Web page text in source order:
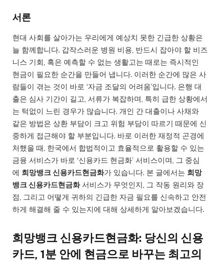
서론
현대 사회를 살아가는 우리에게 예상치 못한 긴급한 상황은
늘 함께합니다. 갑작스러운 병원 비용, 반드시 잡아야 할 비즈
니스 기회, 혹은 예측할 수 없는 생활고는 때로는 즉시적인
현금이 필요한 순간을 만들어 냅니다. 이러한 순간에 많은 사
람들이 겪는 것이 바로 ‘자금 조달의 어려움’입니다. 은행 대
출은 심사 기간이 길고, 서류가 복잡하며, 특히 급한 상황에서
는 턱없이 느린 경우가 많습니다. 개인 간 대출이나 사채와
같은 방법은 상환 부담이 크고 위험 부담이 따르기 때문에 신
중하게 접근해야 할 부분입니다. 바로 이러한 재정적 곤경에
처했을 때, 한국에서 합법적이고 효율적으로 활용할 수 있는
금융 서비스가 바로 ‘신용카드 현금화’ 서비스이며, 그 중심
에 희망뱅크 신용카드현금화가 있습니다. 본 글에서는 희망
뱅크 신용카드현금화서비스가 무엇인지, 그 작동 원리와 장
점, 그리고 어떻게 귀하의 긴급한 자금 필요를 신속하고 안전
하게 해결해 줄 수 있는지에 대해 상세하게 알아보겠습니다.
희망뱅크 신용카드현금화: 당신의 신용
카드, 1분 안에 현금으로 바꾸는 최고의